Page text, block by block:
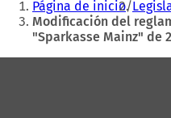
aquí:
Página de inicio
Modificación del
"Sparkasse Mainz" de